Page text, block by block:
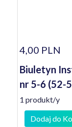
4,00 PLN
Biuletyn
nr 5-6 (52-
1 produkt/y
Dodaj do